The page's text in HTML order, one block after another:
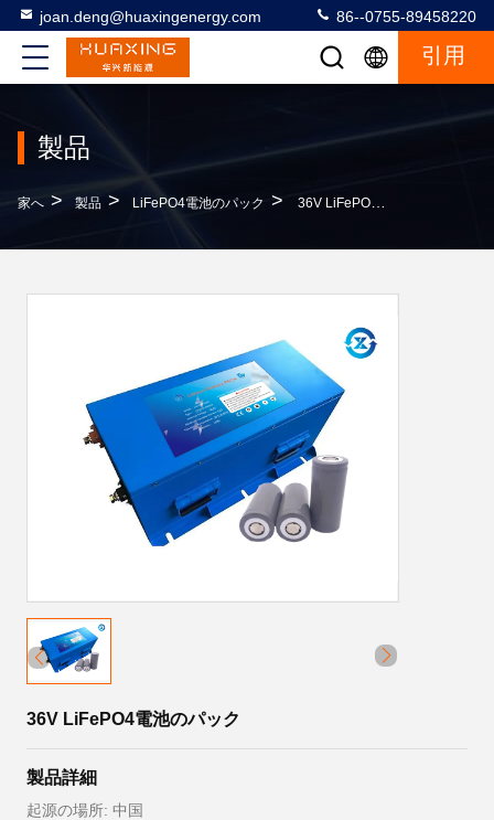
joan.deng@huaxingenergy.com 86--0755-89458220
引用
製品
家へ > 製品 > LiFePO4電池のパック > 36V LiFePO4電池のパック
36V LiFePO4電池のパック
製品詳細
起源の場所: 中国